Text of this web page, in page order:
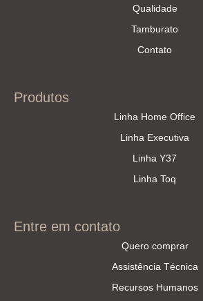
Qualidade
Tamburato
Contato
Produtos
Linha Home Office
Linha Executiva
Linha Y37
Linha Toq
Entre em contato
Quero comprar
Assistência Técnica
Recursos Humanos